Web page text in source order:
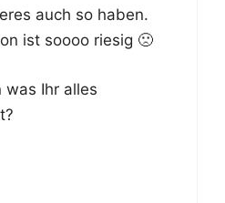
auch so haben.
ist soooo riesig 🙁
was Ihr alles